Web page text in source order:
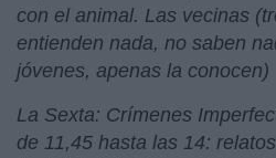
con el animal. Las vecinas
entienden nada, no saben
jóvenes, apenas la conocen)
La Sexta: Crímenes
de 11,45 hasta las 14: